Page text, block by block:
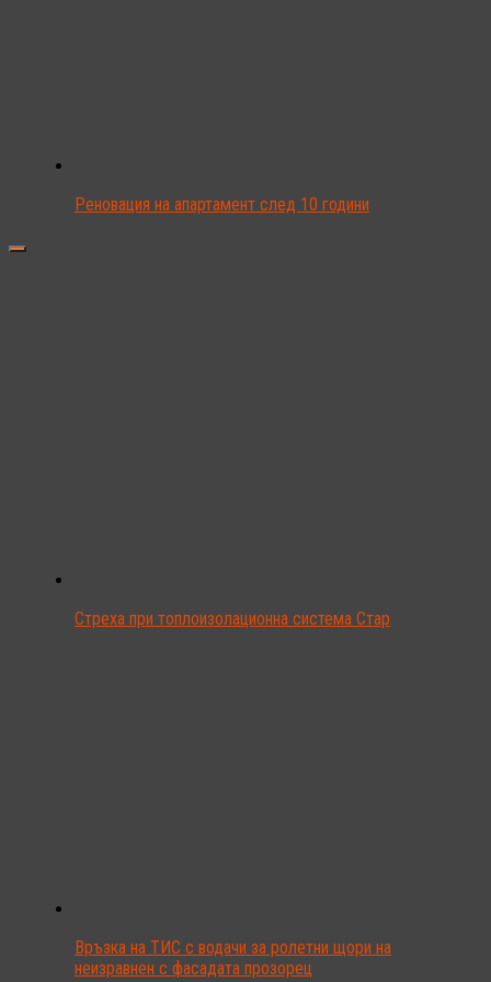
Реновация на апартамент след 10 години
Стреха при топлоизолационна система Стар
Връзка на ТИС с водачи за ролетни щори на
неизравнен с фасадата прозорец